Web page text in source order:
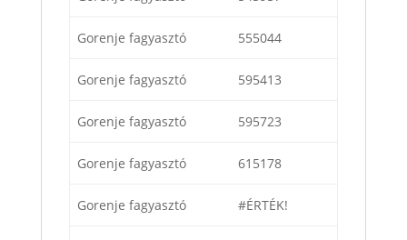
Gorenje fagyasztó 555044
Gorenje fagyasztó 595413
Gorenje fagyasztó 595723
Gorenje fagyasztó 615178
Gorenje fagyasztó #ÉRTÉK!